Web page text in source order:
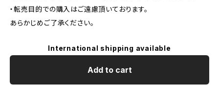
・転売目的での購入はご遠慮頂いております。
あらかじめご了承ください。
International shipping available
Add to cart